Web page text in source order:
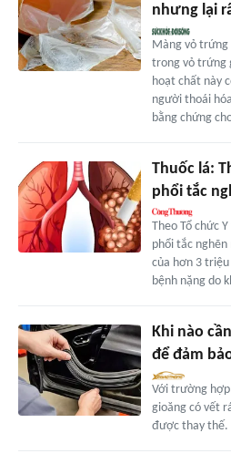
nhưng lại
Màng vỏ trứng
trong vỏ trứng
hoạt chất này
người thoái
bằng chứng
Thuốc lá:
phổi tắc
Theo Tổ chức
phổi tắc
của hơn 3
bệnh nặng do
Khi nào
để đảm
Với trường
gioăng có vết
được thay thế.